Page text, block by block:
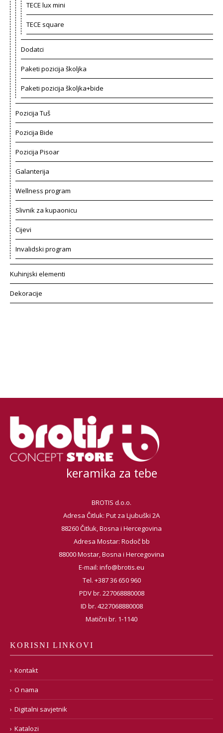
TECE lux mini
TECE square
Dodatci
Paketi pozicija školjka
Paketi pozicija školjka+bide
Pozicija Tuš
Pozicija Bide
Pozicija Pisoar
Galanterija
Wellness program
Slivnik za kupaonicu
Cijevi
Invalidski program
Kuhinjski elementi
Dekoracije
keramika za tebe
BROTIS d.o.o.
Adresa Čitluk: Put za Ljubuški 2A
88260 Čitluk, Bosna i Hercegovina
Adresa Mostar: Rodoč bb
88000 Mostar, Bosna i Hercegovina
E-mail: info@brotis.eu
Tel. +387 36 650 960
PDV br. 227068880008
ID br. 4227068880008
Matični br. 1-1140
KORISNI LINKOVI
Kontakt
O nama
Digitalni savjetnik
Katalozi